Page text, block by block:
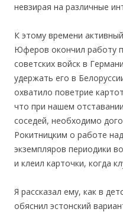
невзирая на различные
К этому времени
Юферов окончил работу
советских войск в
удержать его в
охватило поветрие
что при нашем
соседей, необходимо
Рокитницким о работе
экземпляров периодики
и клеил карточки, когда
Я рассказал ему, как в
обяснил эстонский